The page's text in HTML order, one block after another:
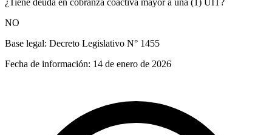
NO
Base legal: Decreto Legislativo N° 1455
Fecha de información: 14 de enero de 2026